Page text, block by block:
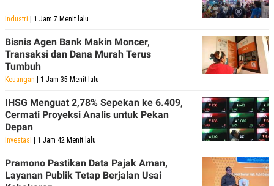
Industri | 1 Jam 7 Menit lalu
Bisnis Agen Bank Makin Moncer,
Transaksi dan Dana Murah Terus
Tumbuh
Keuangan | 1 Jam 35 Menit lalu
IHSG Menguat 2,78% Sepekan ke 6.409,
Cermati Proyeksi Analis untuk Pekan
Depan
Investasi | 1 Jam 42 Menit lalu
Pramono Pastikan Data Pajak Aman,
Layanan Publik Tetap Berjalan Usai